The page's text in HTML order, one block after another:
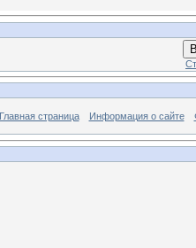
Главная страница Информация о сайте